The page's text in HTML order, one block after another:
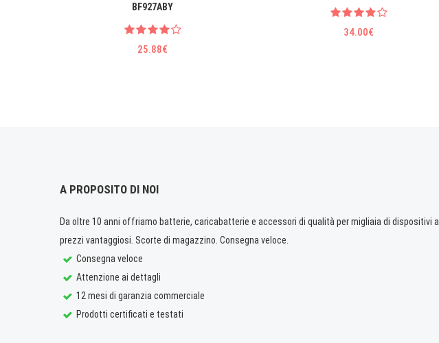
BF927ABY
25.88€
34.00€
A PROPOSITO DI NOI
Da oltre 10 anni offriamo batterie, caricabatterie e accessori di qualità per migliaia di dispositivi a
prezzi vantaggiosi. Scorte di magazzino. Consegna veloce.
Consegna veloce
Attenzione ai dettagli
12 mesi di garanzia commerciale
Prodotti certificati e testati